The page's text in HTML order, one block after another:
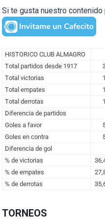
Si te gusta nuestro contenido
TORNEOS